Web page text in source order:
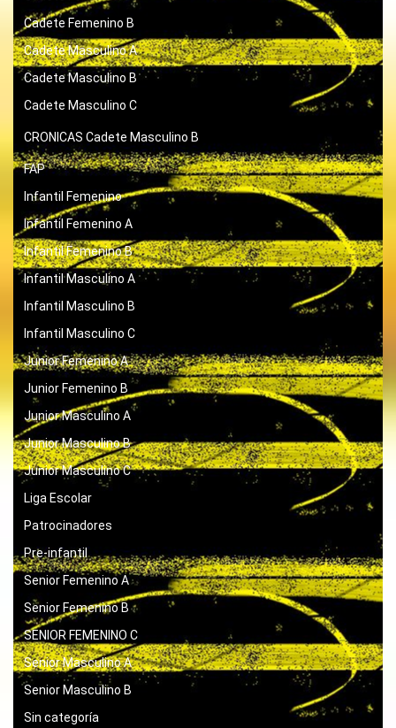
Cadete Femenino B
Cadete Masculino A
Cadete Masculino B
Cadete Masculino C
CRONICAS Cadete Masculino B
FAP
Infantil Femenino
Infantil Femenino A
Infantil Femenino B
Infantil Masculino A
Infantil Masculino B
Infantil Masculino C
Junior Femenino A
Junior Femenino B
Junior Masculino A
Junior Masculino B
Junior Masculino C
Liga Escolar
Patrocinadores
Pre-infantil
Senior Femenino A
Senior Femenino B
SENIOR FEMENINO C
Senior Masculino A
Senior Masculino B
Sin categoría